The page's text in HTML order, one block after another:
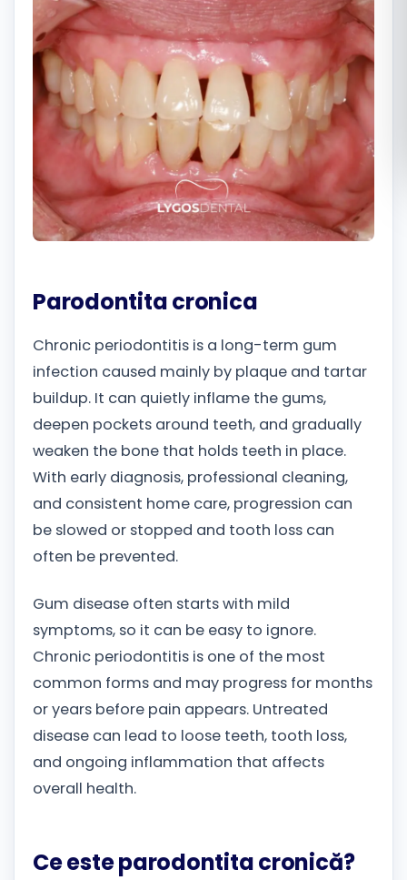
Български
Română
Русский
Parodontita cronica
Chronic periodontitis is a long-term gum
infection caused mainly by plaque and tartar
buildup. It can quietly inflame the gums,
deepen pockets around teeth, and gradually
weaken the bone that holds teeth in place.
With early diagnosis, professional cleaning,
and consistent home care, progression can
be slowed or stopped and tooth loss can
often be prevented.
Gum disease often starts with mild
symptoms, so it can be easy to ignore.
Chronic periodontitis is one of the most
common forms and may progress for months
or years before pain appears. Untreated
disease can lead to loose teeth, tooth loss,
and ongoing inflammation that affects
overall health.
Ce este parodontita cronică?